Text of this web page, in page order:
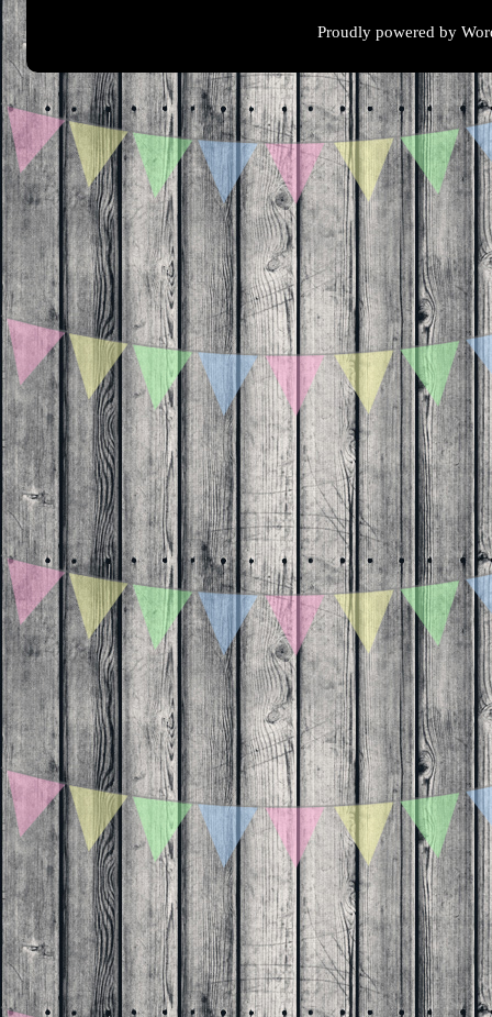
Proudly powered by